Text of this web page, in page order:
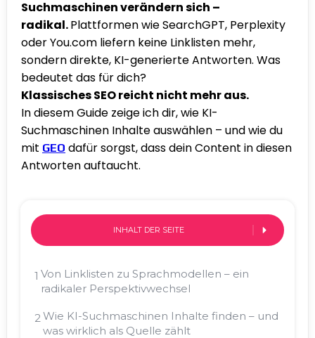
Suchmaschinen verändern sich –
radikal.Plattformen wie SearchGPT, Perplexity
oder You.com liefern keine Linklisten mehr,
sondern direkte, KI-generierte Antworten. Was
bedeutet das für dich?
Klassisches SEO reicht nicht mehr aus.
In diesem Guide zeige ich dir, wie KI-
Suchmaschinen Inhalte auswählen – und wie du
mit GEO dafür sorgst, dass dein Content in diesen
Antworten auftaucht.
INHALT DER SEITE
1 Von Linklisten zu Sprachmodellen – ein
radikaler Perspektivwechsel
2Wie KI-Suchmaschinen Inhalte finden – und
was wirklich als Quelle zählt